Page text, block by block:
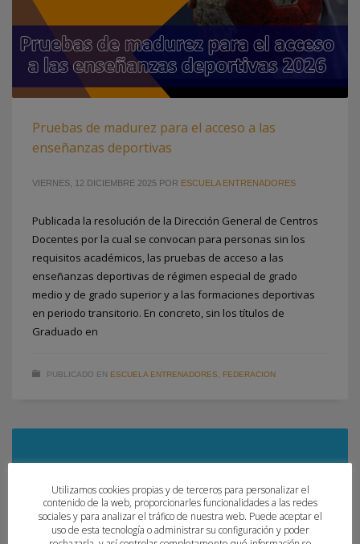
Pruebas de madurez para el acceso a las
enseñanzas deportivas
VIERNES, 12 DICIEMBRE 2025 POR ESCUELA ENTRENADORES
Publicada la resolución de la Dirección General de Centros
Docentes por la cual se convocan para personas sin los
requisitos académicos, las pruebas de acceso a las
enseñanzas deportivas de régimen especial de grado
medio y de grado superior y a las formaciones deportivas
en periodo transitorio. En concreto, sin los títulos de
Graduado en
PUBLICADO EN ESCUELA ENTRENADORES, FEDERACION
Utilizamos cookies propias y de terceros para personalizar el
contenido de la web, proporcionarles funcionalidades a las redes
sociales y para analizar el tráfico de nuestra web. Puede aceptar el
uso de esta tecnología o administrar su configuración y poder